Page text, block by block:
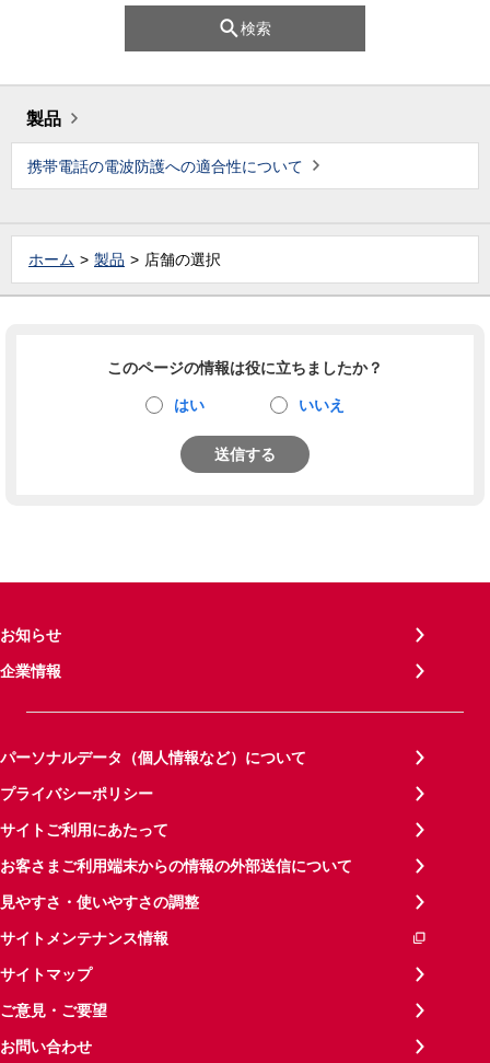
検索
製品
携帯電話の電波防護への適合性について
ホーム 製品 店舗の選択
このページの情報は役に立ちましたか？
はい いいえ
送信する
お知らせ
企業情報
パーソナルデータ（個人情報など）について
プライバシーポリシー
サイトご利用にあたって
お客さまご利用端末からの情報の外部送信について
見やすさ・使いやすさの調整
サイトメンテナンス情報
サイトマップ
ご意見・ご要望
お問い合わせ